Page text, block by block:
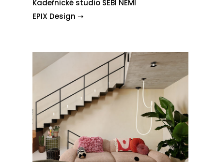
Kadeřnické studio SEBI NEMI
EPIX Design ➝